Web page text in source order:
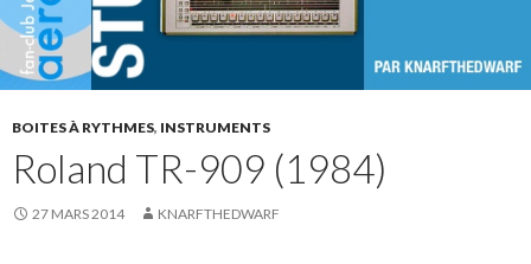
BOITES À RYTHMES, INSTRUMENTS
Roland TR-909 (1984)
27 MARS 2014 KNARFTHEDWARF